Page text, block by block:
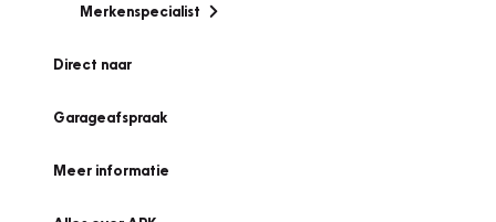
Merkenspecialist
Direct naar
Garageafspraak
Meer informatie